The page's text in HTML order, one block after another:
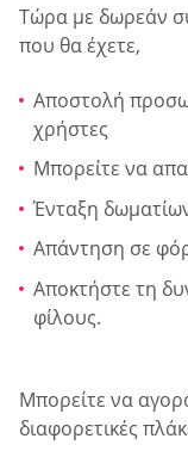
Τώρα με δωρεάν
που θα έχετε,
Αποστολή
χρήστες
Μπορείτε να
Ένταξη
Απάντηση σε
Αποκτήστε τη
φίλους.
Μπορείτε να
διαφορετικές